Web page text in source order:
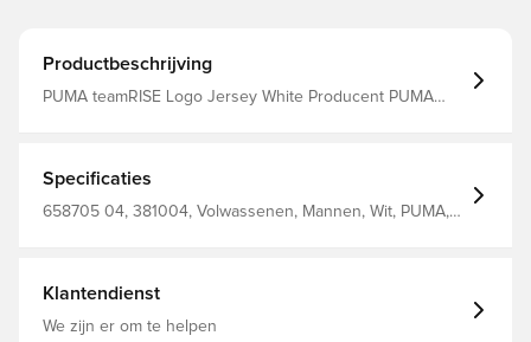
Productbeschrijving
PUMA teamRISE Logo Jersey White Producent PUMA
Specificaties
658705 04, 381004, Volwassenen, Mannen, Wit, PUMA,
Klantendienst
We zijn er om te helpen